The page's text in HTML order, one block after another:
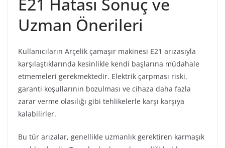
Uzman Önerileri
Kullanıcıların Arçelik çamaşır makinesi E21 arızasıyla
karşılaştıklarında kesinlikle kendi başlarına müdahale
etmemeleri gerekmektedir. Elektrik çarpması riski,
garanti koşullarının bozulması ve cihaza daha fazla
zarar verme olasılığı gibi tehlikelerle karşı karşıya
kalabilirler.
Bu tür arızalar, genellikle uzmanlık gerektiren karmaşık